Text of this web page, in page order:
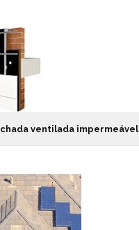
ventilada impermeável